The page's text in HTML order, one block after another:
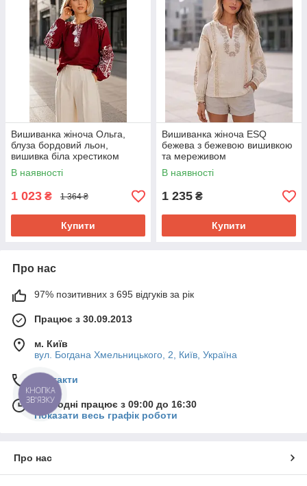
Вишиванка жіноча Ольга,
блуза бордовий льон,
вишивка біла хрестиком
Розмір S, M, L, XL, 2XL, 3XL,
4XL, 5XL
В наявності
1 023 ₴ 1 364 ₴
Купити
Вишиванка жіноча ESQ
бежева з бежевою вишивкою
та мереживом
В наявності
1 235 ₴
Купити
Про нас
97% позитивних з 695 відгуків за рік
Працює з 30.09.2013
м. Київ
вул. Богдана Хмельницького, 2, Київ, Україна
Контакти
Сьогодні працює з 09:00 до 16:30
Показати весь графік роботи
Про нас
КНОПКА
ЗВ'ЯЗКУ